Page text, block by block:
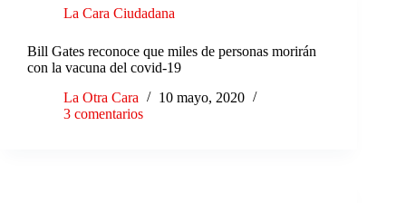
La Cara Ciudadana
Bill Gates reconoce que miles de personas morirán
con la vacuna del covid-19
La Otra Cara
10 mayo, 2020
3 comentarios